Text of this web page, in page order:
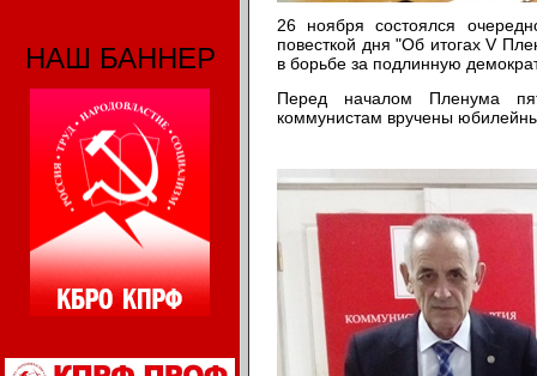
НАШ БАННЕР
26 ноября состоялся
повесткой дня "Об итогах V
в борьбе за подлинную
Перед началом Пленума
коммунистам вручены